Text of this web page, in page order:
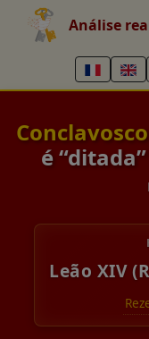
Análise
é
Leão XIV